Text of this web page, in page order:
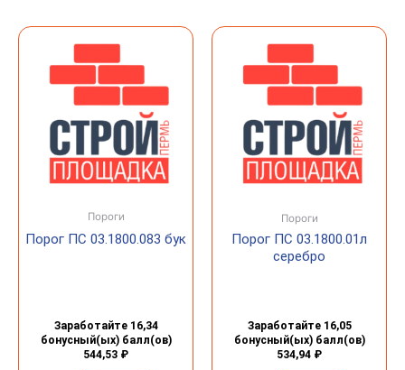
Пороги
Порог ПС 03.1800.083 бук
Заработайте 16,34
бонусный(ых) балл(ов)
544,53 ₽
Пороги
Порог ПС 03.1800.01л
серебро
Заработайте 16,05
бонусный(ых) балл(ов)
534,94 ₽